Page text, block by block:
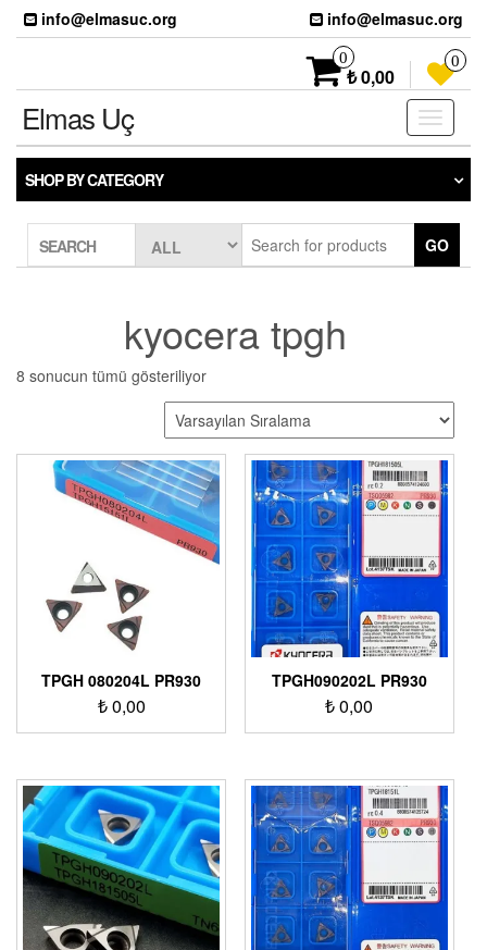
Skip
info@elmasuc.org info@elmasuc.org
0
₺ 0,00
0
Toggle
Elmas Uç
SHOP BY CATEGORY
SEARCH GO
kyocera tpgh
8 sonucun tümü gösteriliyor
TPGH 080204L PR930
₺0,00
TPGH090202L PR930
₺0,00